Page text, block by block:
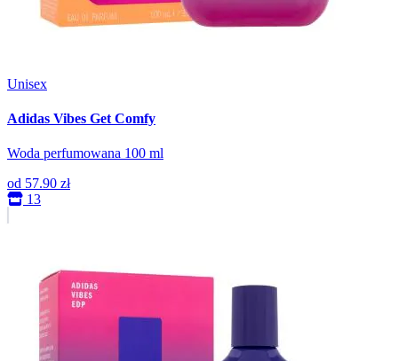
Unisex
Adidas Vibes Get Comfy
Woda perfumowana 100 ml
od 57.90 zł
13